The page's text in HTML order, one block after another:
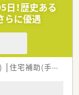
！歴史ある
らに優遇
住宅補助(手当)あり